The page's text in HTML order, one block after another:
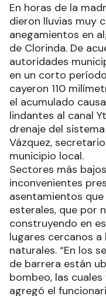
En horas de la
dieron lluvias muy
anegamientos en
de Clorinda. De
autoridades
en un corto
cayeron 110
el acumulado
lindantes al canal
drenaje del
Vázquez,
municipio local.
Sectores más
inconvenientes
asentamientos
esterales, que por
construyendo en
lugares cercanos
naturales. “En los
de barrera están
bombeo, las
agregó el